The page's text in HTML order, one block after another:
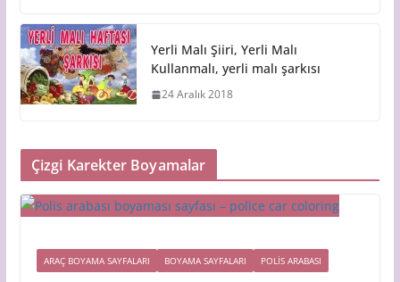
Yerli Malı Şiiri, Yerli Malı
Kullanmalı, yerli malı şarkısı
24 Aralık 2018
Çizgi Karekter Boyamalar
ARAÇ BOYAMA SAYFALARI BOYAMA SAYFALARI POLIS ARABASI